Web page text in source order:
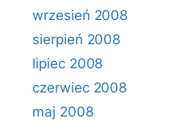
wrzesień 2008
sierpień 2008
lipiec 2008
czerwiec 2008
maj 2008